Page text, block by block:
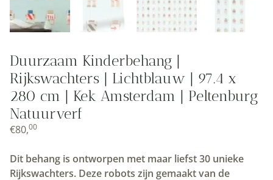
Duurzaam Kinderbehang |
Rijkswachters | Lichtblauw | 97.4 x
280 cm | Kek Amsterdam | Peltenburg
Natuurverf
€80,00
Dit behang is ontworpen met maar liefst 30 unieke
Rijkswachters. Deze robots zijn gemaakt van de